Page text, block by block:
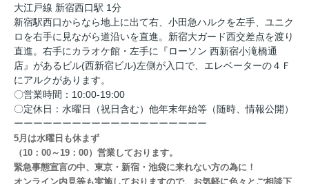
大江戸線 新宿西口駅 1分
新宿駅西口からなら地上に出て右、小田急ハルクを左手、ユニク
ロを右手に見ながら道沿いを直進。新宿大ガード西交差点を渡り
直進。右手にカラオケ館・左手に『ローソン 西新宿小滝橋通
店』があるビル(西新宿ビル)左側が入口で、エレベーターの４Ｆ
にアルクがあります。
〇営業時間：10:00-19:00
〇定休日：水曜日（祝日含む）他年末年始等（随時、情報公開）
ーーーーーーーーーーーーーーーーーーーー
5月は水曜日も休まず
（10：00～19：00）営業しております。
緊急事態宣言の中、東京・新宿・池袋に来れない方の為に！
オンライン内見等も実施しておりますので、お気軽に色々とご相談下